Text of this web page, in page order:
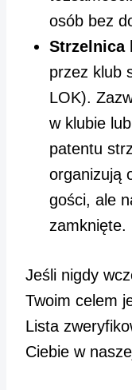
osób bez
Strzelnica
przez klub
LOK).
w klubie
patentu
organizują
gości, ale
zamknięte.
Jeśli nigdy
Twoim celem
Lista
Ciebie w